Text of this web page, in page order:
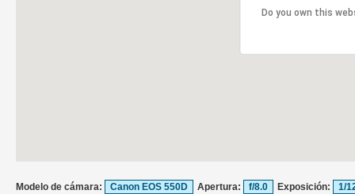
Do you own this
Modelo de cámara: Canon EOS 550D Apertura: f/8.0 Exposición: 1/